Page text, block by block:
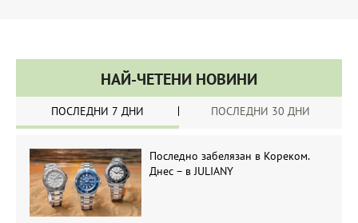
НАЙ-ЧЕТЕНИ НОВИНИ
ПОСЛЕДНИ 7 ДНИ ПОСЛЕДНИ 30 ДНИ
Последно забелязан в Кореком.
Днес – в JULIANY